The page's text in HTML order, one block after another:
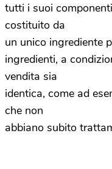
tutti i suoi
costituito da
un unico ingrediente
ingredienti, a
vendita sia
identica, come ad
che non
abbiano subito